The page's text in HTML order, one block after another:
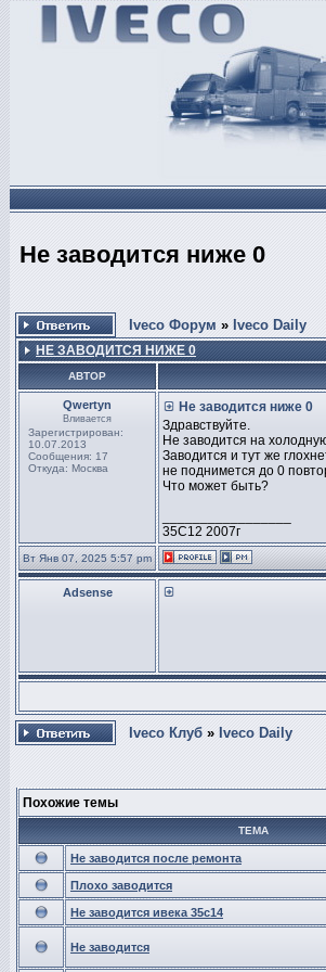
Не заводится ниже 0
Iveco Форум » Iveco Daily
НЕ ЗАВОДИТСЯ НИЖЕ 0
АВТОР
Qwertyn
Вливается
Зарегистрирован:
10.07.2013
Сообщения: 17
Откуда: Москва
Не заводится ниже 0
Здравствуйте.
Не заводится на
Заводится и тут же
не поднимется до 0
Что может быть?
35C12 2007г
Вт Янв 07, 2025 5:57 pm
Adsense
Iveco Клуб » Iveco Daily
Похожие темы
ТЕМА
Не заводится после ремонта
Плохо заводится
Не заводится ивека 35с14
Не заводится